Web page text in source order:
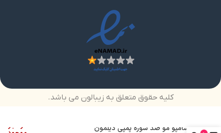
کلیه حقوق متعلق به زیبالون می باشد.
شامپو مو ضد شوره پمپی دیلمون
در انبار